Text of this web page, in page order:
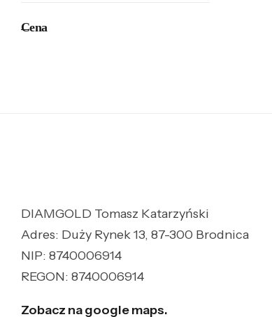
Cena
DIAMGOLD Tomasz Katarzyński
Adres: Duży Rynek 13, 87-300 Brodnica
NIP: 8740006914
REGON: 8740006914
Zobacz na google maps.